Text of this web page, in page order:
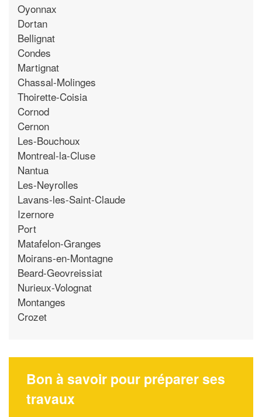
Oyonnax
Dortan
Bellignat
Condes
Martignat
Chassal-Molinges
Thoirette-Coisia
Cornod
Cernon
Les-Bouchoux
Montreal-la-Cluse
Nantua
Les-Neyrolles
Lavans-les-Saint-Claude
Izernore
Port
Matafelon-Granges
Moirans-en-Montagne
Beard-Geovreissiat
Nurieux-Volognat
Montanges
Crozet
Bon à savoir pour préparer ses
travaux